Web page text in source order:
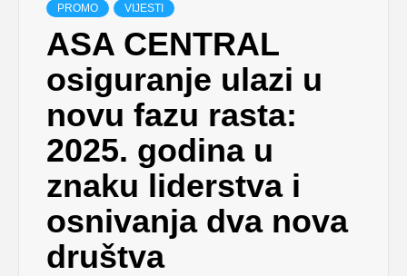
PROMO VIJESTI
ASA CENTRAL
osiguranje ulazi u
novu fazu rasta:
2025. godina u
znaku liderstva i
osnivanja dva nova
društva